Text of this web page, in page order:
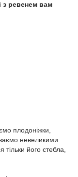
з ревенем вам
плодоніжки,
невеликими
його стебла,